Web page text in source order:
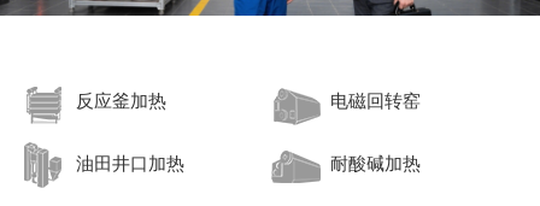
服务支持 新闻中心 公司介绍 24H全国咨询热线
反应釜加热 电磁回转窑
油田井口加热 耐酸碱加热